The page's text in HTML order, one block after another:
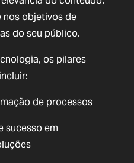
nos objetivos de
do seu público.
os pilares
de processos
sucesso em